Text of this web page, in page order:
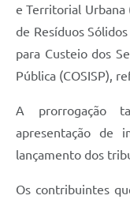
e Territorial Urbana
de Resíduos
para Custeio dos
Pública (COSISP),
A prorrogação
apresentação de
lançamento dos
Os contribuintes